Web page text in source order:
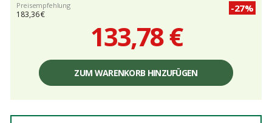
Preisempfehlung
183,36 €
-27%
133,78 €
Einzelpreis,
Gebühren
ZUM WARENKORB HINZUFÜGEN